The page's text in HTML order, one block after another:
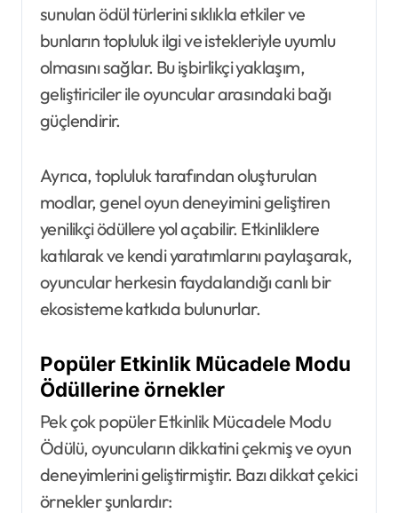
sunulan ödül türlerini sıklıkla etkiler ve
bunların topluluk ilgi ve istekleriyle uyumlu
olmasını sağlar. Bu işbirlikçi yaklaşım,
geliştiriciler ile oyuncular arasındaki bağı
güçlendirir.
Ayrıca, topluluk tarafından oluşturulan
modlar, genel oyun deneyimini geliştiren
yenilikçi ödüllere yol açabilir. Etkinliklere
katılarak ve kendi yaratımlarını paylaşarak,
oyuncular herkesin faydalandığı canlı bir
ekosisteme katkıda bulunurlar.
Popüler Etkinlik Mücadele Modu
Ödüllerine örnekler
Pek çok popüler Etkinlik Mücadele Modu
Ödülü, oyuncuların dikkatini çekmiş ve oyun
deneyimlerini geliştirmiştir. Bazı dikkat çekici
örnekler şunlardır: